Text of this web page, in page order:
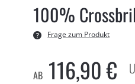
100%
Frage zum Produkt
AB 116,90 €